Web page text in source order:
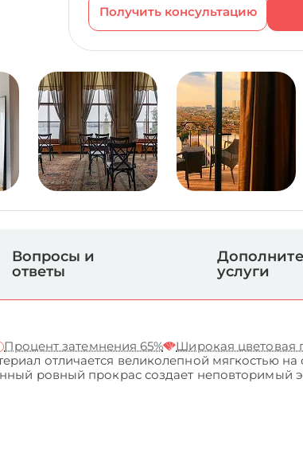
Получить консультацию
Вопросы и
ответы
услуги
Процент затемнения 65%
Широкая цветовая
отличается великолепной мягкостью
ровный прокрас создает неповторимый